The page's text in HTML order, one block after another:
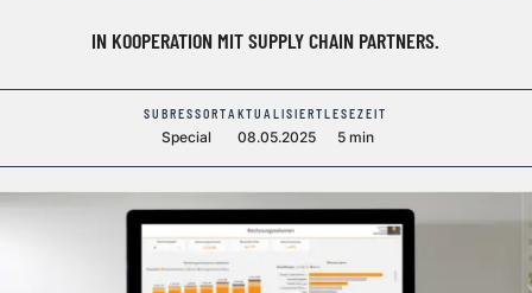
IN KOOPERATION MIT SUPPLY CHAIN PARTNERS.
SUBRESSORT
Special
AKTUALISIERT
08.05.2025
LESEZEIT
5 min